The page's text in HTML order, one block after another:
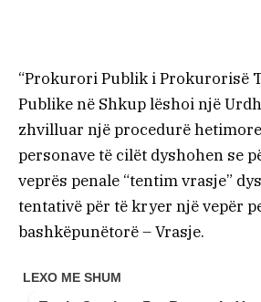
“Prokurori Publik i Prokurorisë
Publike në Shkup lëshoi ​​një
zhvilluar një procedurë
personave të cilët dyshohen se
veprës penale “tentim vrasje”
tentativë për të kryer një vepër
bashkëpunëtorë – Vrasje.